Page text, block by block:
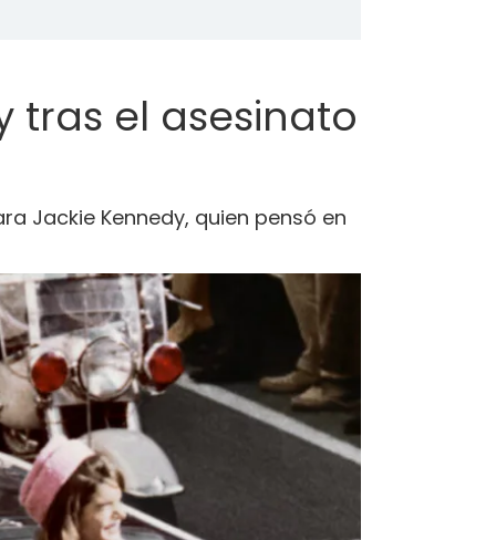
tras el asesinato
Jackie Kennedy, quien pensó en